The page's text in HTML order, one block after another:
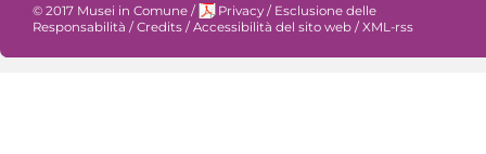
© 2017 Musei in Comune / Privacy / Esclusione delle
Responsabilità / Credits / Accessibilità del sito web / XML-rss